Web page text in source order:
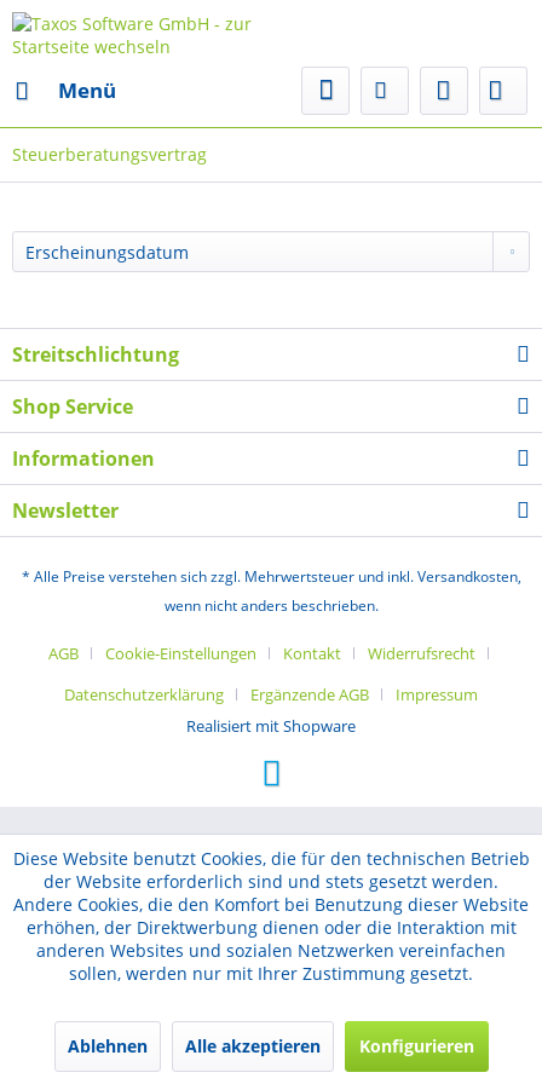
Menü
Steuerberatungsvertrag
Streitschlichtung
Shop Service
Informationen
Newsletter
* Alle Preise verstehen sich zzgl. Mehrwertsteuer und inkl. Versandkosten,
wenn nicht anders beschrieben.
AGB Cookie-Einstellungen Kontakt
Widerrufsrecht
Datenschutzerklärung
Ergänzende AGB
Impressum
Realisiert mit Shopware
Diese Website benutzt Cookies, die für den technischen Betrieb
der Website erforderlich sind und stets gesetzt werden.
Andere Cookies, die den Komfort bei Benutzung dieser Website
erhöhen, der Direktwerbung dienen oder die Interaktion mit
anderen Websites und sozialen Netzwerken vereinfachen
sollen, werden nur mit Ihrer Zustimmung gesetzt.
Ablehnen Alle akzeptieren Konfigurieren